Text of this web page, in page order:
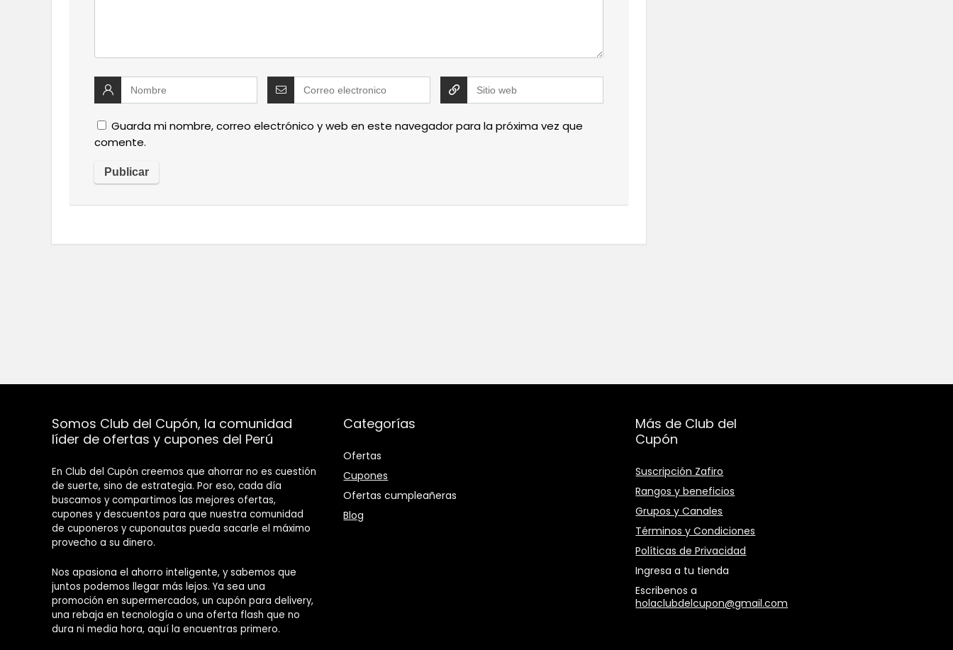
Guarda mi nombre, correo electrónico y web en este navegador para la próxima vez que
comente.
Somos Club del Cupón, la comunidad
líder de ofertas y cupones del Perú
En Club del Cupón creemos que ahorrar no es cuestión
de suerte, sino de estrategia. Por eso, cada día
buscamos y compartimos las mejores ofertas,
cupones y descuentos para que nuestra comunidad
de cuponeros y cuponautas pueda sacarle el máximo
provecho a su dinero.
Nos apasiona el ahorro inteligente, y sabemos que
juntos podemos llegar más lejos. Ya sea una
promoción en supermercados, un cupón para delivery,
una rebaja en tecnología o una oferta flash que no
dura ni media hora, aquí la encuentras primero.
Categorías
Ofertas
Cupones
Ofertas cumpleañeras
Blog
Más de Club del
Cupón
Suscripción Zafiro
Rangos y beneficios
Grupos y Canales
Términos y Condiciones
Políticas de Privacidad
Ingresa a tu tienda
Escribenos a
holaclubdelcupon@gmail.com